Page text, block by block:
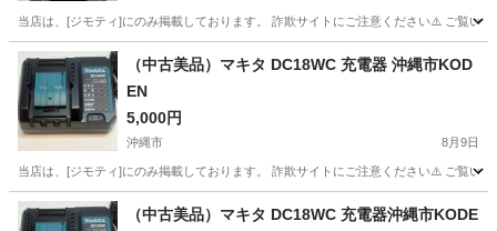
当店は、[ジモティ]にのみ掲載しております。 詐欺サイトにご注意ください⚠️ ご覧い
沖縄 沖縄市 その他 36V
（中古美品）マキタ DC18WC 充電器 沖縄市KOD
EN
5,000円
沖縄市 8月9日
当店は、[ジモティ]にのみ掲載しております。 詐欺サイトにご注意ください⚠️ ご覧い
沖縄 沖縄市 その他 KODEN
（中古美品）マキタ DC18WC 充電器沖縄市KODE